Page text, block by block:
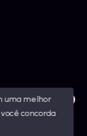
Como posso
- Todos os
uma melhor
concorda